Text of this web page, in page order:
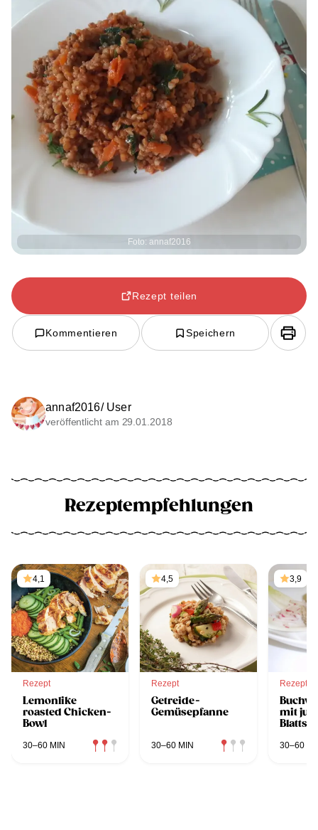
Foto: annaf2016
Rezept teilen
Kommentieren Speichern
annaf2016/ User
veröffentlicht am 29.01.2018
Rezeptempfehlungen
4,1
Rezept
Lemonlike
roasted Chicken-
Bowl
30–60 MIN
4,5
Rezept
Getreide-
Gemüsepfanne
30–60 MIN
3,9
Rezept
mit
30–60